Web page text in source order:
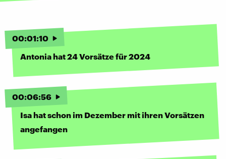
00:01:10
Antonia hat 24 Vorsätze für 2024
00:06:56
Isa hat schon im Dezember mit ihren Vorsätzen
angefangen